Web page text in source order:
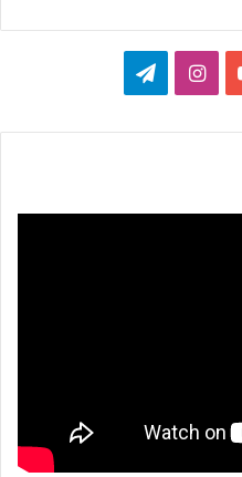
‫YouTubeانستقرامتيلقرام